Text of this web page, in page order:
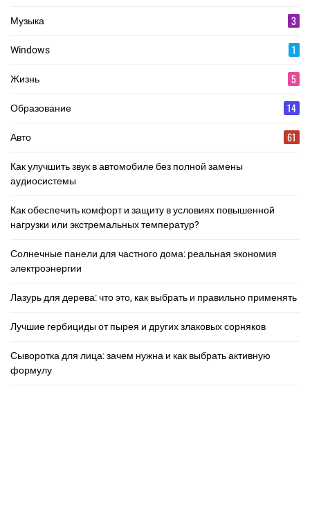
Музыка 3
Windows 1
Жизнь 5
Образование 14
Авто 61
Как улучшить звук в автомобиле без полной замены
аудиосистемы
Как обеспечить комфорт и защиту в условиях повышенной
нагрузки или экстремальных температур?
Солнечные панели для частного дома: реальная экономия
электроэнергии
Лазурь для дерева: что это, как выбрать и правильно применять
Лучшие гербициды от пырея и других злаковых сорняков
Сыворотка для лица: зачем нужна и как выбрать активную
формулу